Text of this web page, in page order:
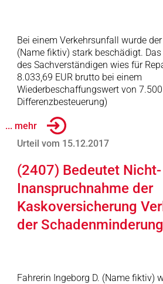
Bei einem Verkehrsunfall wurde
(Name fiktiv) stark beschädigt.
des Sachverständigen wies für
8.033,69 EUR brutto bei einem
Wiederbeschaffungswert von 7.500
Differenzbesteuerung)
... mehr
Urteil vom 15.12.2017
(2407) Bedeutet Nicht-
Inanspruchnahme der
Kaskoversicherung
der
Fahrerin Ingeborg D. (Name fiktiv)